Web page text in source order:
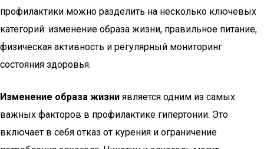
профилактики можно разделить на несколько ключевых
категорий: изменение образа жизни, правильное питание,
физическая активность и регулярный мониторинг
состояния здоровья.
Изменение образа жизни является одним из самых
важных факторов в профилактике гипертонии. Это
включает в себя отказ от курения и ограничение